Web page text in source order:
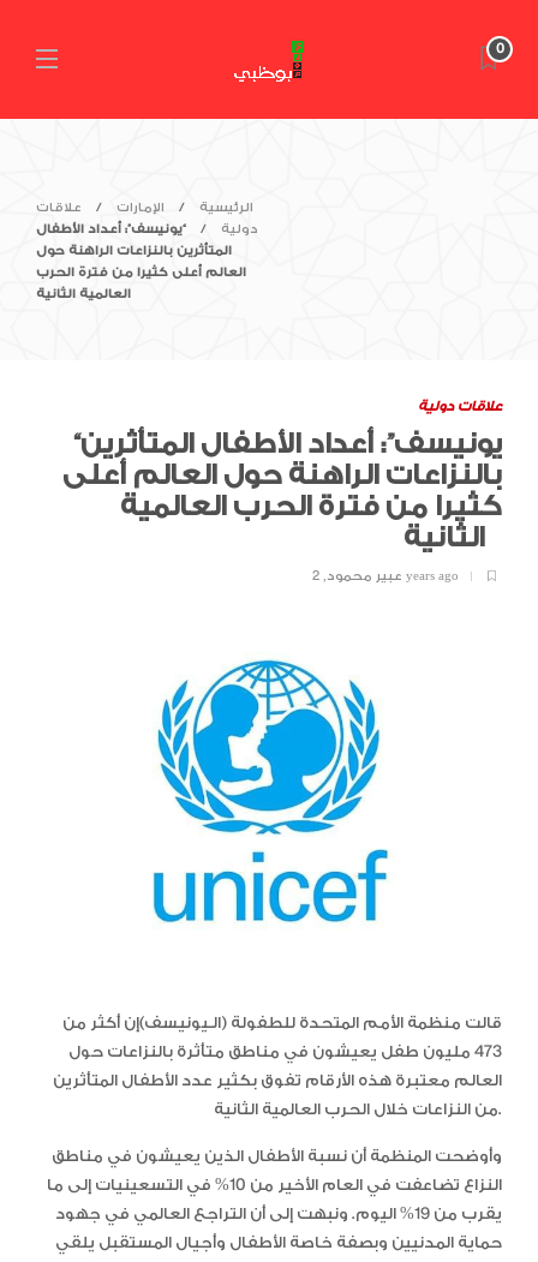
0
الرئيسية الإمارات
علاقات
دولية
“يونيسف”: أعداد الأطفال
المتأثرين بالنزاعات الراهنة حول
العالم أعلى كثيرا من فترة الحرب
العالمية الثانية
علاقات دولية
“يونيسف”: أعداد الأطفال المتأثرين
بالنزاعات الراهنة حول العالم أعلى
كثيرا من فترة الحرب العالمية
عبير محمود, 2 years ago
قالت منظمة الأمم المتحدة للطفولة (الـيونيسف)إن أكثر من
473 مليون طفل يعيشون في مناطق متأثرة بالنزاعات حول
العالم معتبرة هذه الأرقام تفوق بكثير عدد الأطفال المتأثرين
من النزاعات خلال الحرب العالمية الثانية.
وأوضحت المنظمة أن نسبة الأطفال الذين يعيشون في مناطق
النزاع تضاعفت في العام الأخير من 10% في التسعينيات إلى ما
يقرب من 19% اليوم. ونبهت إلى أن التراجع العالمي في جهود
حماية المدنيين وبصفة خاصة الأطفال وأجيال المستقبل يلقي